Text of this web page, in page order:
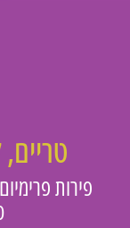
פירות